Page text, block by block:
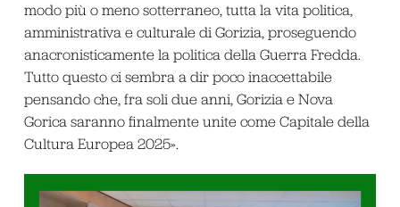
modo più o meno sotterraneo, tutta la vita politica,
amministrativa e culturale di Gorizia, proseguendo
anacronisticamente la politica della Guerra Fredda.
Tutto questo ci sembra a dir poco inaccettabile
pensando che, fra soli due anni, Gorizia e Nova
Gorica saranno finalmente unite come Capitale della
Cultura Europea 2025».